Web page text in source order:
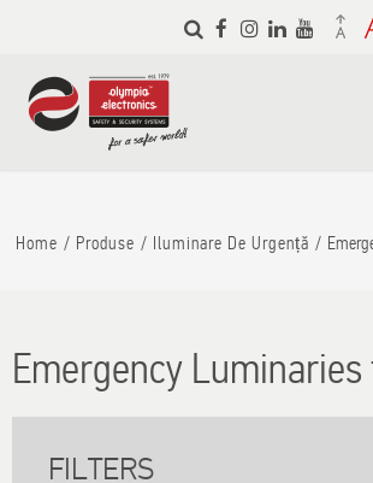
Skip to
main
Home Produse Iluminare De Urgență
Emergency Luminaries